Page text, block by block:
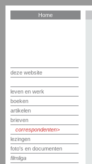
Home
deze website
leven en werk
boeken
artikelen
brieven
correspondenten
lezingen
foto's en documenten
filmliga